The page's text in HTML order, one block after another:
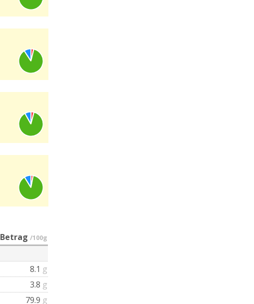
Betrag /100g
8.1 g
3.8 g
79.9 g